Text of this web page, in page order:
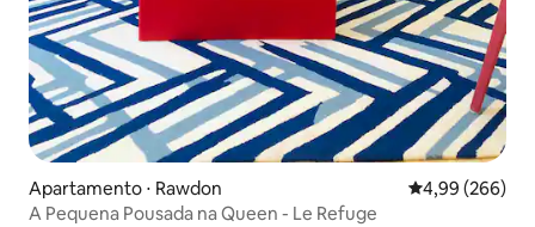
Apartamento ⋅ Rawdon 4,99 de uma
4,99 (266)
A Pequena Pousada na Queen - Le Refuge